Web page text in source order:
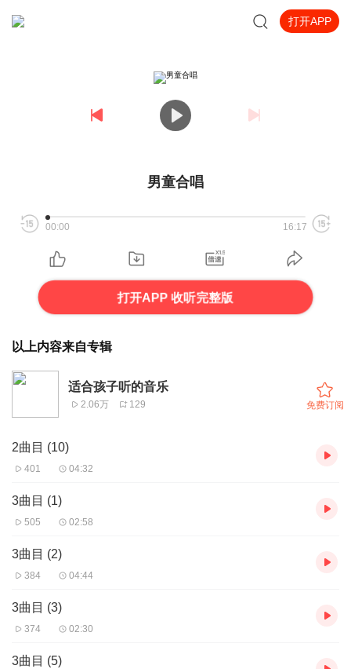
打开APP
男童合唱
00:00 16:17
打开APP 收听完整版
以上内容来自专辑
适合孩子听的音乐
2.06万 129 免费订阅
2曲目 (10)
401 04:32
3曲目 (1)
505 02:58
3曲目 (2)
384 04:44
3曲目 (3)
374 02:30
3曲目 (5)